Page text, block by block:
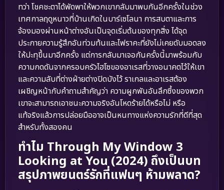
ทว่า โชคชะตาได้พัดพาให้พวกเขากลับมาพบกันอีกครั้งในช่วง
เทศกาลฤดูหนาวที่บ้านเกิดในบาร์เซโลนา การสบตาและการ
จ้องมองผ่านหน้าต่างอันเป็นจุดเริ่มต้นของทุกสิ่ง ได้จุด
ประกายความรู้สึกอันท่วมท้นและไฟราคะที่ยังไม่เคยดับมอดลง
ให้ปะทุขึ้นมาอีกครั้ง แต่การกลับมาเจอกันครั้งนี้มาพร้อมกับ
ความกดดันจากครอบครัวไฮโซของอาเรสที่วางอนาคตไว้ให้เขา
และความลับที่ต่างฝ่ายต่างปิดบังไว้ ราเกลและอาเรสต้อง
เผชิญหน้ากับคำถามสำคัญว่า ความผูกพันอันลึกซึ้งของพวก
เขาจะสามารถเอาชนะความจริงอันโหดร้ายได้หรือไม่ หรือ
แท้จริงแล้วการปล่อยมืออาจเป็นหนทางแห่งความรักที่ดีที่สุด
สำหรับทั้งสองคน
ทำไม Through My Window 3
Looking at You (2024) ถึงเป็นบท
สรุปภาพยนตร์รักที่แฟนๆ ห้ามพลาด?